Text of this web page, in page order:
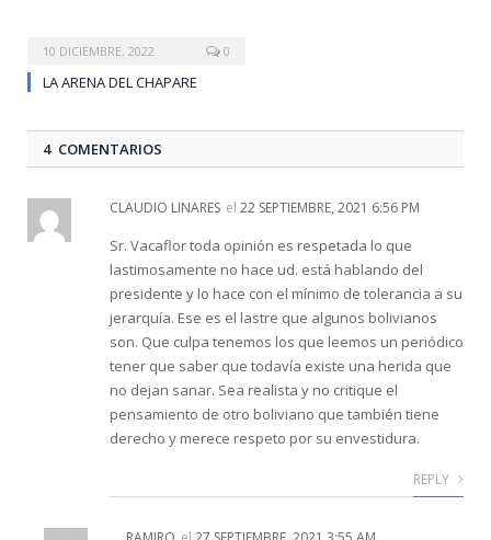
10 DICIEMBRE, 2022 0
LA ARENA DEL CHAPARE
4 COMENTARIOS
CLAUDIO LINARES el 22 SEPTIEMBRE, 2021 6:56 PM
Sr. Vacaflor toda opinión es respetada lo que
lastimosamente no hace ud. está hablando del
presidente y lo hace con el mínimo de tolerancia a su
jerarquía. Ese es el lastre que algunos bolivianos
son. Que culpa tenemos los que leemos un periódico
tener que saber que todavía existe una herida que
no dejan sanar. Sea realista y no critique el
pensamiento de otro boliviano que también tiene
derecho y merece respeto por su envestidura.
REPLY